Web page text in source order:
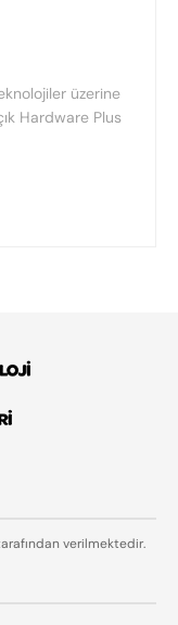
üzerine
Hardware Plus
verilmektedir.